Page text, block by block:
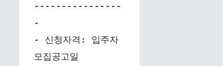
----------------
-
- 신청자격: 입주자
모집공고일